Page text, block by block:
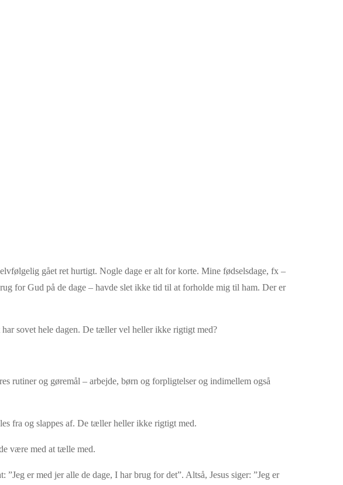
gået ret hurtigt. Nogle dage er alt for korte. Mine fødselsdage, fx –
for Gud på de dage – havde slet ikke tid til at forholde mig til ham. Der er
sovet hele dagen. De tæller vel heller ikke rigtigt med?
rutiner og gøremål – arbejde, børn og forpligtelser og indimellem også
fra og slappes af. De tæller heller ikke rigtigt med.
være med at tælle med.
er med jer alle de dage, I har brug for det”. Altså, Jesus siger: ”Jeg er